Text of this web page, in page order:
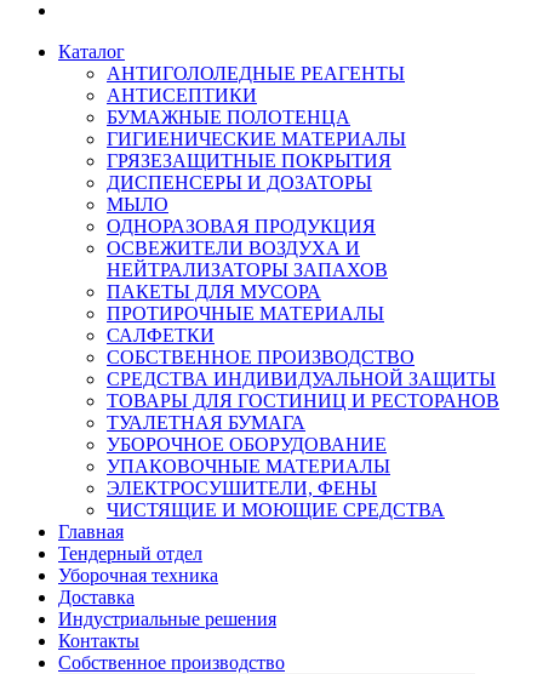
Каталог
АНТИГОЛОЛЕДНЫЕ РЕАГЕНТЫ
АНТИСЕПТИКИ
БУМАЖНЫЕ ПОЛОТЕНЦА
ГИГИЕНИЧЕСКИЕ МАТЕРИАЛЫ
ГРЯЗЕЗАЩИТНЫЕ ПОКРЫТИЯ
ДИСПЕНСЕРЫ И ДОЗАТОРЫ
МЫЛО
ОДНОРАЗОВАЯ ПРОДУКЦИЯ
ОСВЕЖИТЕЛИ ВОЗДУХА И
НЕЙТРАЛИЗАТОРЫ ЗАПАХОВ
ПАКЕТЫ ДЛЯ МУСОРА
ПРОТИРОЧНЫЕ МАТЕРИАЛЫ
САЛФЕТКИ
СОБСТВЕННОЕ ПРОИЗВОДСТВО
СРЕДСТВА ИНДИВИДУАЛЬНОЙ ЗАЩИТЫ
ТОВАРЫ ДЛЯ ГОСТИНИЦ И РЕСТОРАНОВ
ТУАЛЕТНАЯ БУМАГА
УБОРОЧНОЕ ОБОРУДОВАНИЕ
УПАКОВОЧНЫЕ МАТЕРИАЛЫ
ЭЛЕКТРОСУШИТЕЛИ, ФЕНЫ
ЧИСТЯЩИЕ И МОЮЩИЕ СРЕДСТВА
Главная
Тендерный отдел
Уборочная техника
Доставка
Индустриальные решения
Контакты
Собственное производство